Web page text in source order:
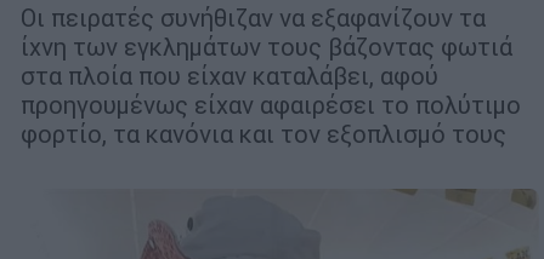
Οι πειρατές συνήθιζαν να εξαφανίζουν τα
ίχνη των εγκλημάτων τους βάζοντας φωτιά
στα πλοία που είχαν καταλάβει, αφού
προηγουμένως είχαν αφαιρέσει το πολύτιμο
φορτίο, τα κανόνια και τον εξοπλισμό τους